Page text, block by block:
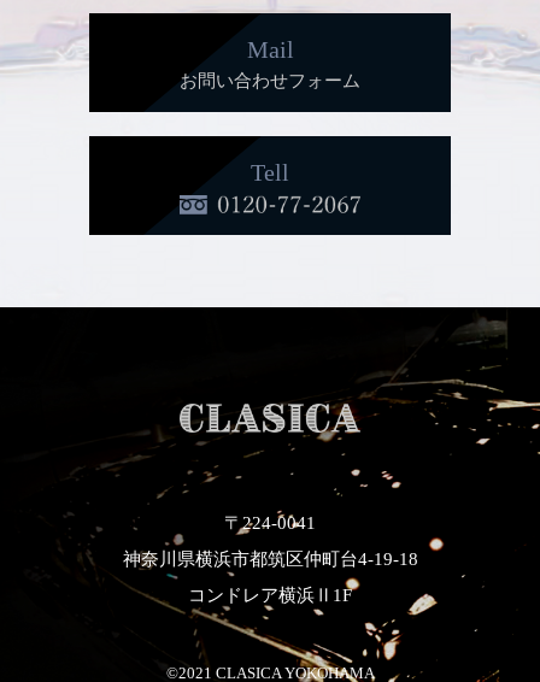
Mail
お問い合わせフォーム
Tell
〒224-0041
神奈川県横浜市都筑区仲町台4-19-18
コンドレア横浜Ⅱ1F
©2021 CLASICA YOKOHAMA